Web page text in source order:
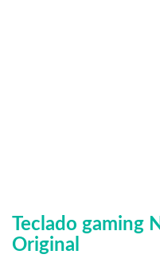
Teclado gaming
Original